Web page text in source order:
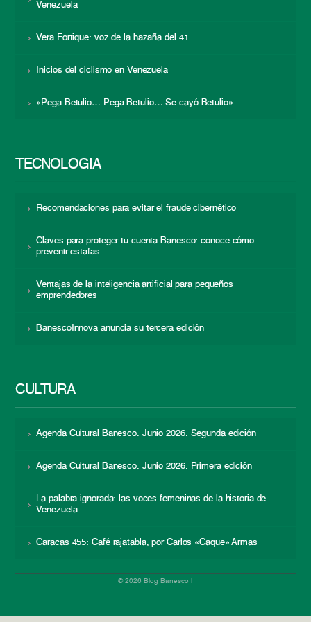
Venezuela
Vera Fortique: voz de la hazaña del 41
Inicios del ciclismo en Venezuela
«Pega Betulio… Pega Betulio… Se cayó Betulio»
TECNOLOGÍA
Recomendaciones para evitar el fraude cibernético
Claves para proteger tu cuenta Banesco: conoce cómo
prevenir estafas
Ventajas de la inteligencia artificial para pequeños
emprendedores
BanescoInnova anuncia su tercera edición
CULTURA
Agenda Cultural Banesco. Junio 2026. Segunda edición
Agenda Cultural Banesco. Junio 2026. Primera edición
La palabra ignorada: las voces femeninas de la historia de
Venezuela
Caracas 455: Café rajatabla, por Carlos «Caque» Armas
© 2026 Blog Banesco |